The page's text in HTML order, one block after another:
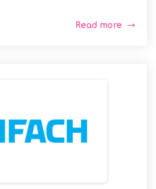
Read more